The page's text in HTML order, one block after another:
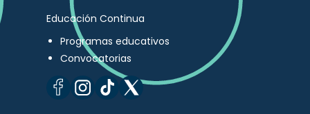
Educación Continua
Programas educativos
Convocatorias